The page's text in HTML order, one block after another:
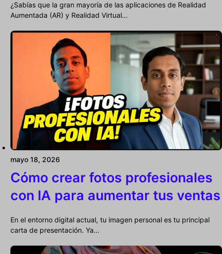
¿Sabías que la gran mayoría de las aplicaciones de Realidad
Aumentada (AR) y Realidad Virtual…
mayo 18, 2026
Cómo crear fotos profesionales
con IA para aumentar tus ventas
En el entorno digital actual, tu imagen personal es tu principal
carta de presentación. Ya…